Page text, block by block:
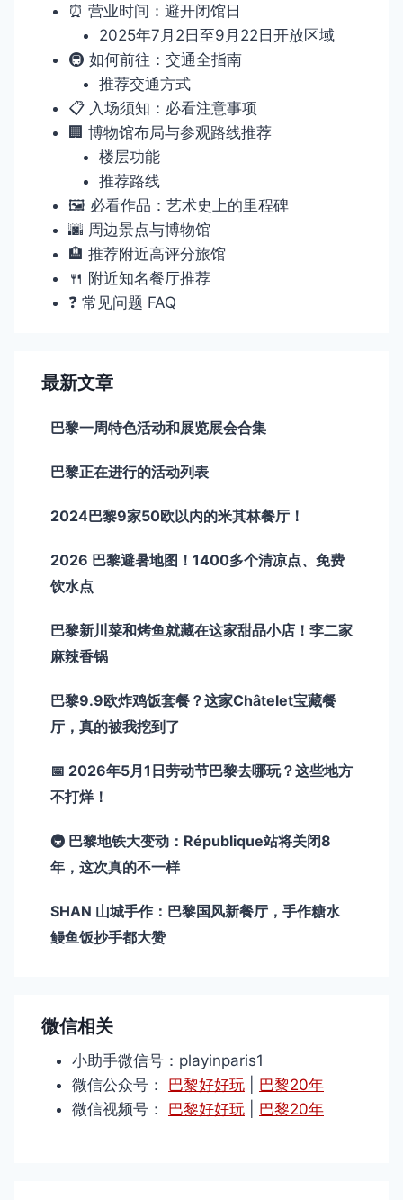
⏰ 营业时间：避开闭馆日
2025年7月2日至9月22日开放区域
🚇 如何前往：交通全指南
推荐交通方式
📋 入场须知：必看注意事项
🏢 博物馆布局与参观路线推荐
楼层功能
推荐路线
🖼️ 必看作品：艺术史上的里程碑
🌆 周边景点与博物馆
🏨 推荐附近高评分旅馆
🍴 附近知名餐厅推荐
❓ 常见问题 FAQ
最新文章
巴黎一周特色活动和展览展会合集
巴黎正在进行的活动列表
2024巴黎9家50欧以内的米其林餐厅！
2026 巴黎避暑地图！1400多个清凉点、免费
饮水点
巴黎新川菜和烤鱼就藏在这家甜品小店！李二家
麻辣香锅
巴黎9.9欧炸鸡饭套餐？这家Châtelet宝藏餐
厅，真的被我挖到了
📅 2026年5月1日劳动节巴黎去哪玩？这些地方
不打烊！
🚇 巴黎地铁大变动：République站将关闭8
年，这次真的不一样
SHAN 山城手作：巴黎国风新餐厅，手作糖水
鳗鱼饭抄手都大赞
微信相关
小助手微信号：playinparis1
微信公众号： 巴黎好好玩
巴黎20年
微信视频号： 巴黎好好玩 巴黎20年